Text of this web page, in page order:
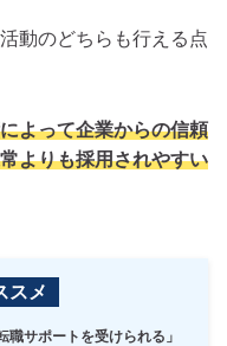
動のどちらも行える点
よって企業からの信頼
よりも採用されやすい
スメ
職サポートを受けられる」